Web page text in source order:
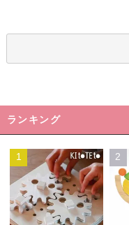
ランキング
1 2